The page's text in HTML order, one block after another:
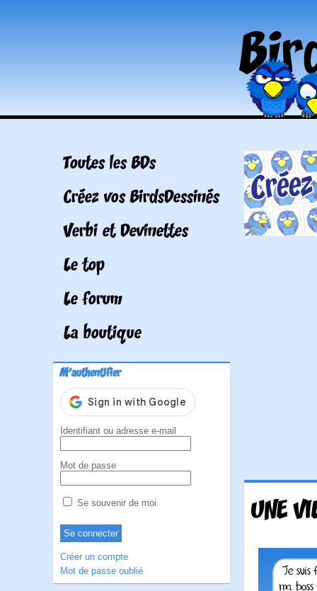
Toutes les BDs
Créez vos BirdsDessinés
Verbi et Devinettes
Le top
Le forum
La boutique
M'authentifier
Identifiant ou adresse e-mail
Mot de passe
Se souvenir de moi
Créer un compte
Mot de passe oublié
UNE